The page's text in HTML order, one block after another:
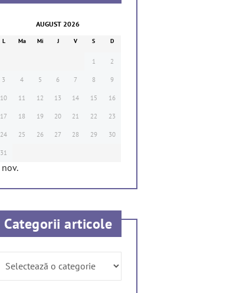
AUGUST 2026
L Ma Mi J V S D
1 2
3 4 5 6 7 8 9
10 11 12 13 14 15 16
17 18 19 20 21 22 23
24 25 26 27 28 29 30
31
nov.
Categorii articole
articole